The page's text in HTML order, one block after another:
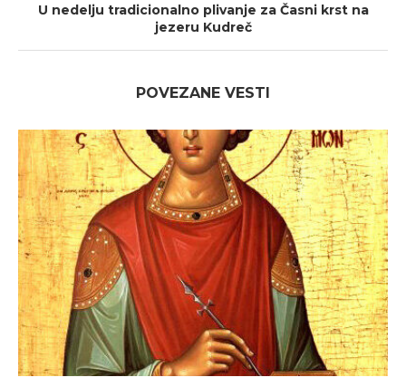
U nedelju tradicionalno plivanje za Časni krst na
jezeru Kudreč
POVEZANE VESTI